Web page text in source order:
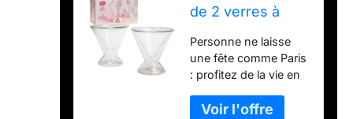
de 2 verres à
transparents
Personne ne laisse
une fête comme Paris
: profitez de la vie en
2 verres à martini de